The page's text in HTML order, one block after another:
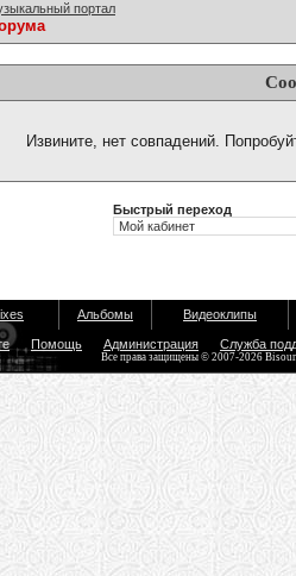
портал
Извините, нет совпадений.
Быстрый переход
Альбомы Видеоклипы
Помощь Администрация Служба
Все права защищены © 2007-2026